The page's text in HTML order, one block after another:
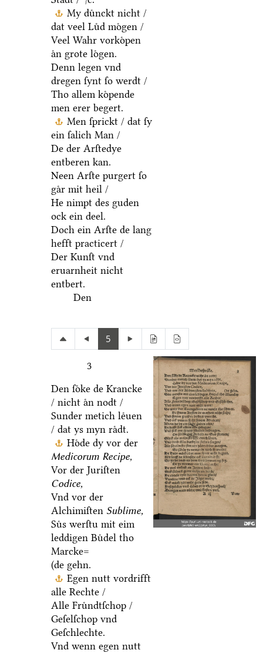
My duͤnckt nicht /
dat veel Luͤd moͤgen /
Veel Wahr vorkoͤpen
aͤn grote loͤgen.
Denn legen vnd
dregen ſynt ſo werdt /
Tho allem koͤpende
men erer begert.
Men ſprickt / dat ſy
ein ſalich Man /
De der Arſtedye
entberen kan.
Neen Arſte purgert ſo
gaͤr mit heil /
He nimpt des guden
ock ein deel.
Doch ein Arſte de lang
hefft practicert /
Der Kunſt vnd
eruarnheit nicht
entbert.
Den
5
3
Den ſoͤke de Krancke
/ nicht aͤn nodt /
Sunder metich leͤuen
/ dat ys myn raͤdt.
Hoͤde dy vor der
Medicorum Recipe,
Vor der Juriſten
Codice,
Vnd vor der
Alchimiſten Sublime,
Suͤs werſtu mit eim
leddigen Buͤdel tho
Marcke=
(de gehn.
Egen nutt vordrifft
alle Rechte /
Alle Fruͤndtſchop /
Geſelſchop vnd
Geſchlechte.
Vnd wenn egen nutt